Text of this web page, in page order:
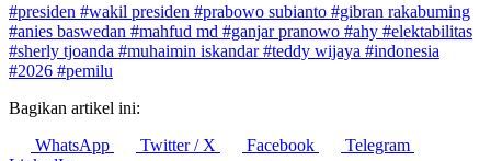
#presiden #wakil presiden #prabowo subianto #gibran rakabuming
#anies baswedan #mahfud md #ganjar pranowo #ahy #elektabilitas
#sherly tjoanda #muhaimin iskandar#teddy wijaya #indonesia
#2026 #pemilu
Bagikan artikel ini:
WhatsApp
Twitter / X Facebook
Telegram